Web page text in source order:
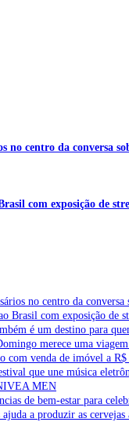
no centro da conversa
com exposição de
no centro da conversa
Brasil com exposição de
é um destino para
merece uma
com venda de imóvel a
que une música
MEN
de bem-estar para
a produzir as cervejas